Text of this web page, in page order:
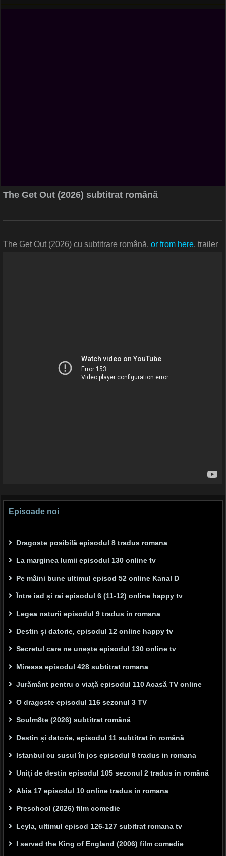
The Get Out (2026) subtitrat română
The Get Out (2026) cu subtitrare română, or from here, trailer
Episoade noi
Dragoste posibilă episodul 8 tradus romana
La marginea lumii episodul 130 online tv
Pe mâini bune ultimul episod 52 online Kanal D
Între iad și rai episodul 6 (11-12) online happy tv
Legea naturii episodul 9 tradus in romana
Destin și datorie, episodul 12 online happy tv
Secretul care ne unește episodul 130 online tv
Mireasa episodul 428 subtitrat romana
Jurământ pentru o viață episodul 110 Acasă TV online
O dragoste episodul 116 sezonul 3 TV
Soulm8te (2026) subtitrat română
Destin și datorie, episodul 11 subtitrat în română
Istanbul cu susul în jos episodul 8 tradus in romana
Uniți de destin episodul 105 sezonul 2 tradus in română
Abia 17 episodul 10 online tradus in romana
Preschool (2026) film comedie
Leyla, ultimul episod 126-127 subitrat romana tv
I served the King of England (2006) film comedie